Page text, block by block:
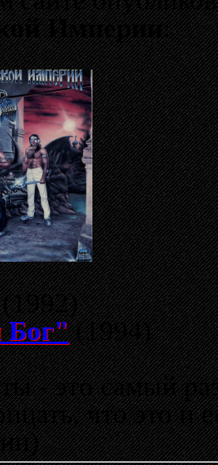
Империи:
Бог"(1994)
- это самый
что это и